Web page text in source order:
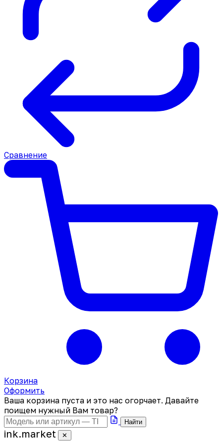
Сравнение
Корзина
Оформить
Ваша корзина пуста и это нас огорчает. Давайте
поищем нужный Вам товар?
Найти
ink.market ✕